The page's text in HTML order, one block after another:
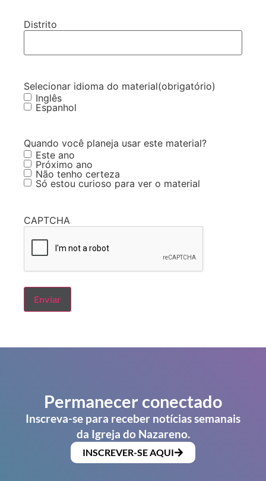
Distrito
Selecionar idioma do material(obrigatório)
Inglês
Espanhol
Quando você planeja usar este material?
Este ano
Próximo ano
Não tenho certeza
Só estou curioso para ver o material
CAPTCHA
Permanecer conectado
Inscreva-se para receber notícias semanais
da Igreja do Nazareno.
INSCREVER-SE AQUI